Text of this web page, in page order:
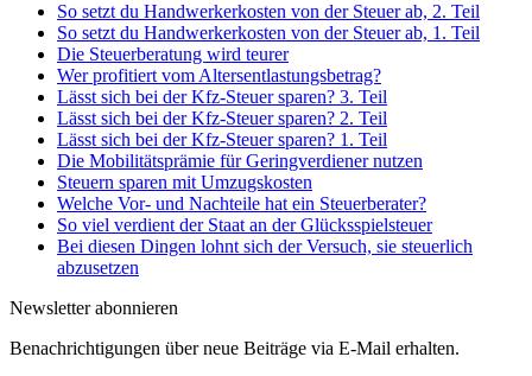
So setzt du Handwerkerkosten von der Steuer ab, 2. Teil
So setzt du Handwerkerkosten von der Steuer ab, 1. Teil
Die Steuerberatung wird teurer
Wer profitiert vom Altersentlastungsbetrag?
Lässt sich bei der Kfz-Steuer sparen? 3. Teil
Lässt sich bei der Kfz-Steuer sparen? 2. Teil
Lässt sich bei der Kfz-Steuer sparen? 1. Teil
Die Mobilitätsprämie für Geringverdiener nutzen
Steuern sparen mit Umzugskosten
Welche Vor- und Nachteile hat ein Steuerberater?
So viel verdient der Staat an der Glücksspielsteuer
Bei diesen Dingen lohnt sich der Versuch, sie steuerlich
abzusetzen
Newsletter abonnieren
Benachrichtigungen über neue Beiträge via E-Mail erhalten.